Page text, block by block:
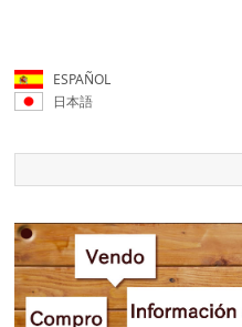
ESPAÑOL
日本語